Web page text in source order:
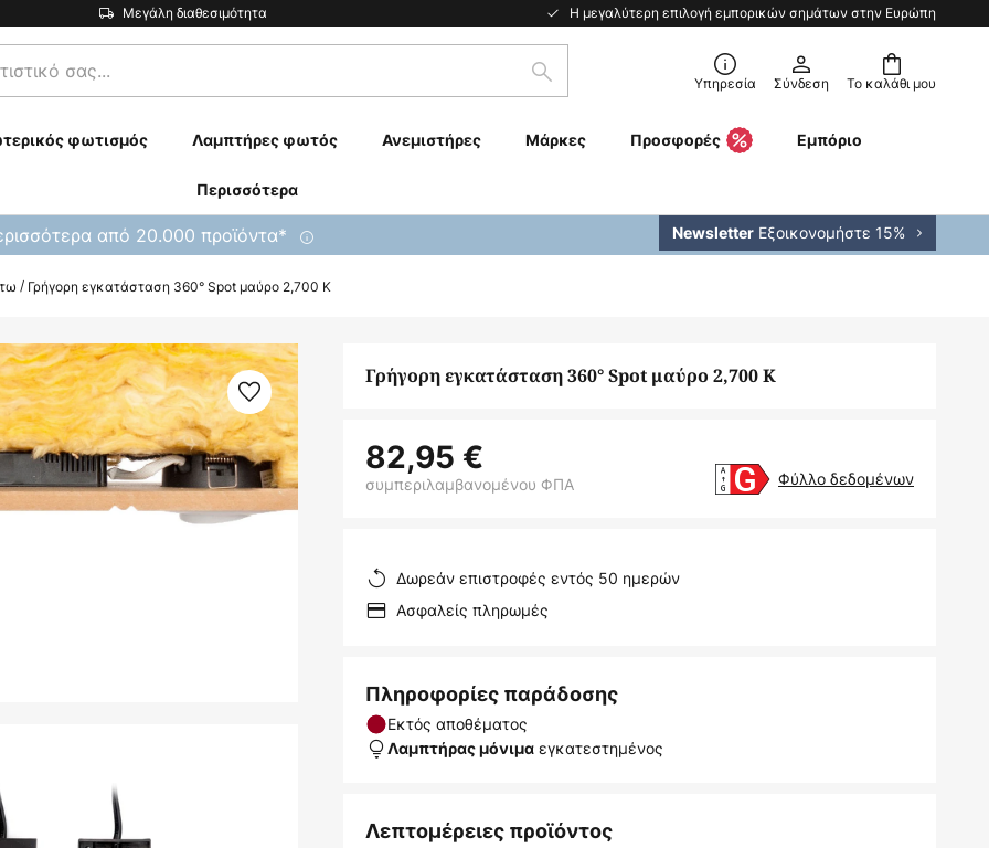
Μεγάλη διαθεσιμότητα Η μεγαλύτερη επιλογή εμπορικών σημάτων στην Ευρώπη
Το καλάθι μου
Αναζήτηση Υπηρεσία Σύνδεση
φωτισμός Λαμπτήρες φωτός Ανεμιστήρες Μάρκες Προσφορές Εμπόριο
Περισσότερα
από 20.000 προϊόντα* Newsletter Εξοικονομήστε 15%
Γρήγορη εγκατάσταση 360° Spot μαύρο 2,700 K
Γρήγορη εγκατάσταση 360° Spot μαύρο 2,700 K
82,95 €
συμπεριλαμβανομένου ΦΠΑ Φύλλο δεδομένων
Δωρεάν επιστροφές εντός 50 ημερών
Ασφαλείς πληρωμές
Πληροφορίες παράδοσης
Εκτός αποθέματος
Λαμπτήρας μόνιμα εγκατεστημένος
Λεπτομέρειες προϊόντος